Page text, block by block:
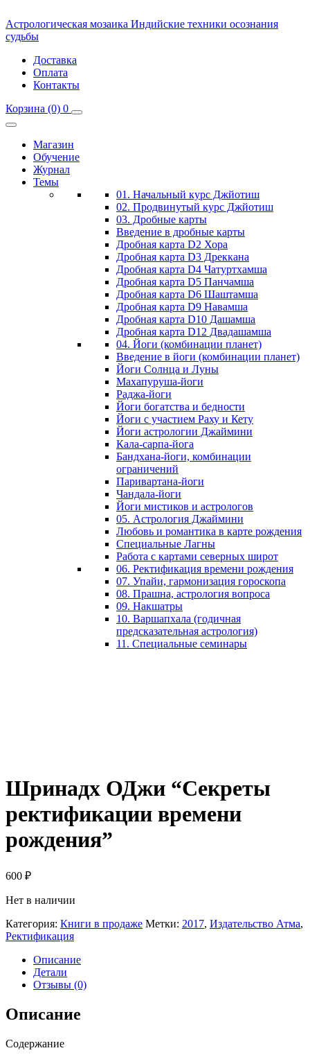
Астрологическая мозаика Индийские техники осознания
судьбы
Доставка
Оплата
Контакты
Корзина (0) 0
Магазин
Обучение
Журнал
Темы
01. Начальный курс Джйотиш
02. Продвинутый курс Джйотиш
03. Дробные карты
Введение в дробные карты
Дробная карта D2 Хора
Дробная карта D3 Дреккана
Дробная карта D4 Чатуртхамша
Дробная карта D5 Панчамша
Дробная карта D6 Шаштамша
Дробная карта D9 Навамша
Дробная карта D10 Дашамша
Дробная карта D12 Двадашамша
04. Йоги (комбинации планет)
Введение в йоги (комбинации планет)
Йоги Солнца и Луны
Махапуруша-йоги
Раджа-йоги
Йоги богатства и бедности
Йоги с участием Раху и Кету
Йоги астрологии Джаймини
Кала-сарпа-йога
Бандхана-йоги, комбинации
ограничений
Паривартана-йоги
Чандала-йоги
Йоги мистиков и астрологов
05. Астрология Джаймини
Любовь и романтика в карте рождения
Специальные Лагны
Работа с картами северных широт
06. Ректификация времени рождения
07. Упайи, гармонизация гороскопа
08. Прашна, астрология вопроса
09. Накшатры
10. Варшапхала (годичная
предсказательная астрология)
11. Специальные семинары
Шринадх ОДжи “Секреты
ректификации времени
рождения”
600 ₽
Нет в наличии
Категория: Книги в продаже Метки: 2017, Издательство Атма,
Ректификация
Описание
Детали
Отзывы (0)
Описание
Содержание